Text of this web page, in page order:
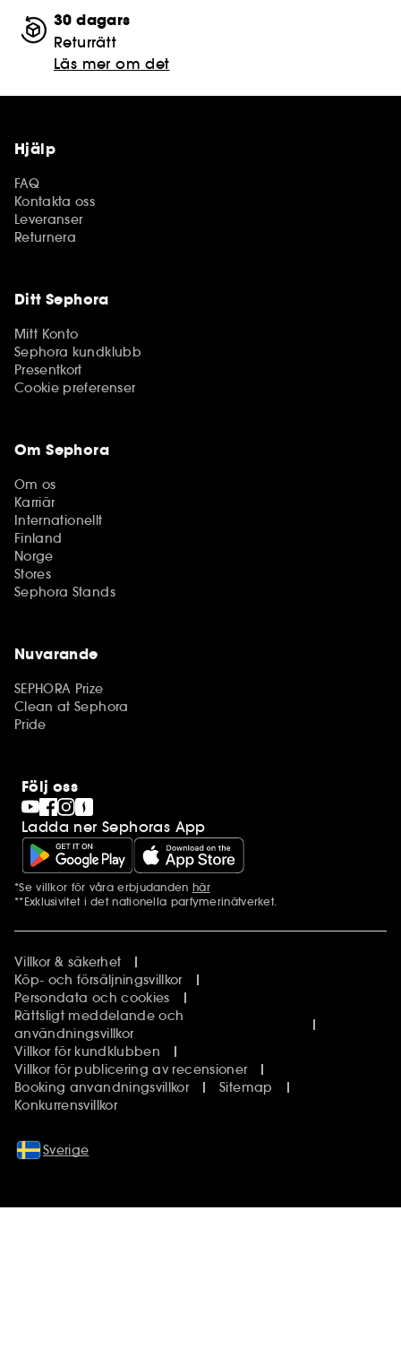
30 dagars
Returrätt
Läs mer om det
Hjälp
FAQ
Kontakta oss
Leveranser
Returnera
Ditt Sephora
Mitt Konto
Sephora kundklubb
Presentkort
Cookie preferenser
Om Sephora
Om os
Karriär
Internationellt
Finland
Norge
Stores
Sephora Stands
Nuvarande
SEPHORA Prize
Clean at Sephora
Pride
Följ oss
Ladda ner Sephoras App
Ytterligare information
*Se villkor för våra erbjudanden här
**Exklusivitet i det nationella parfymerinätverket.
Villkor & säkerhet
Köp- och försäljningsvillkor
Persondata och cookies
Rättsligt meddelande och
användningsvillkor
Villkor för kundklubben
Villkor för publicering av recensioner
Booking anvandningsvillkor
Sitemap
Konkurrensvillkor
Sverige